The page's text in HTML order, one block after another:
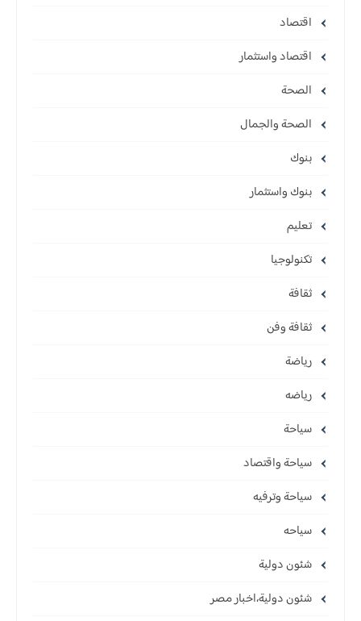
اقتصاد
اقتصاد واستثمار
الصحة
الصحة والجمال
بنوك
بنوك واستثمار
تعليم
تكنولوجيا
ثقافة
ثقافة وفن
رياضة
رياضه
سياحة
سياحة واقتصاد
سياحة وترفيه
سياحه
شئون دولية
شئون دولية،اخبار مصر